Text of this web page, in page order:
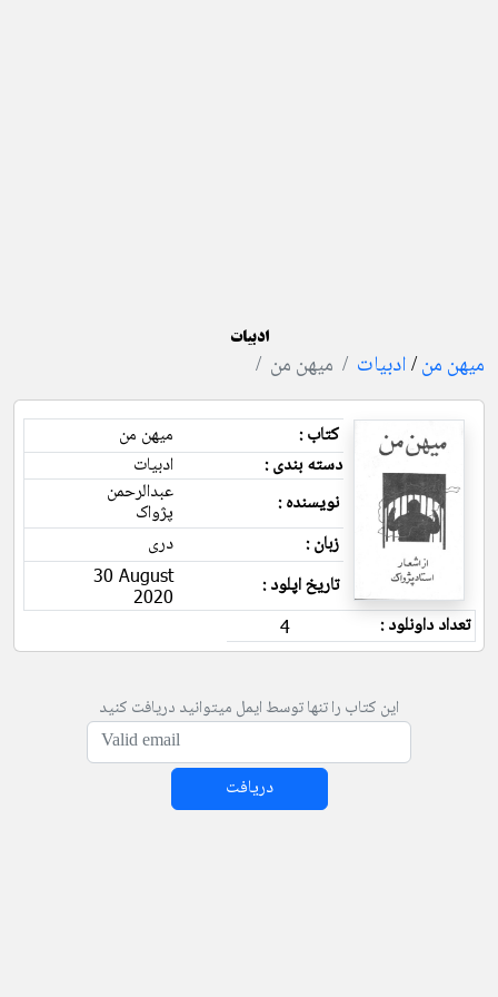
ادبیات
میهن من/ادبیات میهن من
کتاب :
میهن من
دسته بندی :
ادبیات
نویسنده :
عبدالرحمن
پژواک
زبان :
دری
تاریخ اپلود :
30 August
2020
تعداد داونلود : 4
این کتاب را تنها توسط ایمل میتوانید دریافت کنید
دریافت